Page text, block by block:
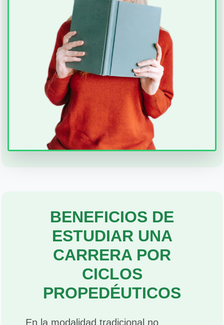
BENEFICIOS DE
ESTUDIAR UNA
CARRERA POR
CICLOS
PROPEDÉUTICOS
En la modalidad tradicional no